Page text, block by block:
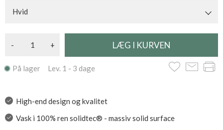
Hvid
- +
På lager Lev. 1 - 3 dage
High-end design og kvalitet
Vask i 100% ren solidtec® - massiv solid surface